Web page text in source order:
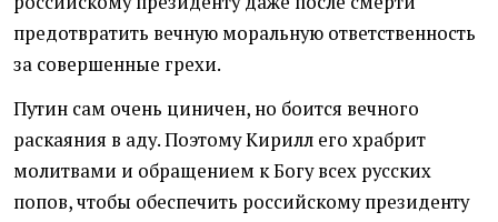
предотвратить вечную моральную ответственность
за совершенные грехи.
Путин сам очень циничен, но боится вечного
раскаяния в аду. Поэтому Кирилл его храбрит
молитвами и обращением к Богу всех русских
попов, чтобы обеспечить российскому президенту